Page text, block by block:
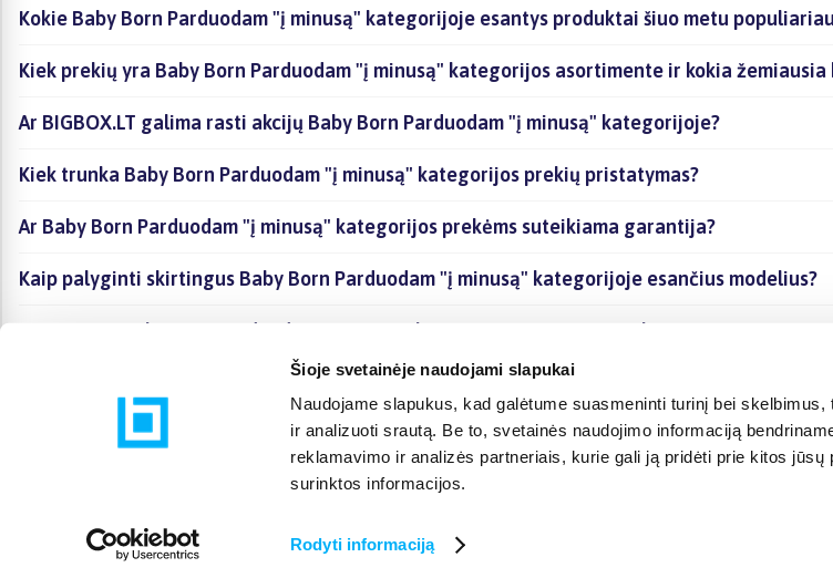
Šioje svetainėje naudojami slapukai
Naudojame slapukus, kad galėtume suasmeninti turinį bei
ir analizuoti srautą. Be to, svetainės naudojimo informaciją
reklamavimo ir analizės partneriais, kurie gali ją pridėti prie kitos jūsų
surinktos informacijos.
Rodyti informaciją
Kokie Baby Born Parduodam "į minusą" kategorijoje esantys produktai šiuo metu
Kiek prekių yra Baby Born Parduodam "į minusą" kategorijos asortimente ir kokia žemiausia
Ar BIGBOX.LT galima rasti akcijų Baby Born Parduodam "į minusą" kategorijoje?
Kiek trunka Baby Born Parduodam "į minusą" kategorijos prekių pristatymas?
Ar Baby Born Parduodam "į minusą" kategorijos prekėms suteikiama garantija?
Kaip palyginti skirtingus Baby Born Parduodam "į minusą" kategorijoje esančius modelius?
Kaip įsigyti Baby Born Parduodam "į minusą" kategorijoje esančias prekes internetu?